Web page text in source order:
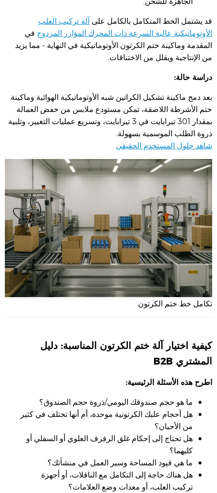
قد يشتمل الخط المتكامل بالكامل على آلة تركيب العلب
الأوتوماتيكية عالية السرعة ذات المحرك المؤازر المزدوج في
المقدمة وماكينة ختم الكرتون الأوتوماتيكية في النهاية - مما يزيد
من الإنتاجية ويقلل من الاختناقات.
دراسة حالة:
بعد دمج ماكينة تشكيل الكراتين شبه الأوتوماتيكية الهوائية وماكينة
ختم الأشرطة اللاصقة، تمكن مستودع ملابس من خفض العمالة
بمقدار 301 تيرابايت في 3 تيرابايت، وتسريع عمليات التغيير، وتلبية
ذروة الطلب الموسمية بسهولة.
شاهد حلول المستخدم الحقيقي
تكامل خط ختم الكرتون
كيفية اختيار آلة ختم الكرتون المناسبة: دليل
المشتري B2B
اطرح هذه الأسئلة الرئيسية:
ما هو حجم صندوقك اليومي/ذروة حجم الصندوق؟
هل أحجام علبك الكرتونية موحدة، أم أنها تختلف في كثير
من الأحيان؟
هل تحتاج إلى إحكام غلق الرفرف العلوي أو السفلي أو
كليهما؟
ما هي قيود المساحة وسير العمل في منشأتك؟
هل هناك حاجة إلى التكامل مع الناقلات، أو أجهزة
تركيب العلب، أو معدات وضع العلامات؟